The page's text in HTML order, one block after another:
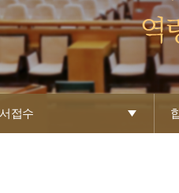
접수